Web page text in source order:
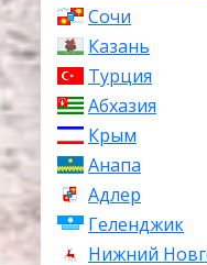
Сочи
Казань
Турция
Абхазия
Крым
Анапа
Адлер
Геленджик
Нижний